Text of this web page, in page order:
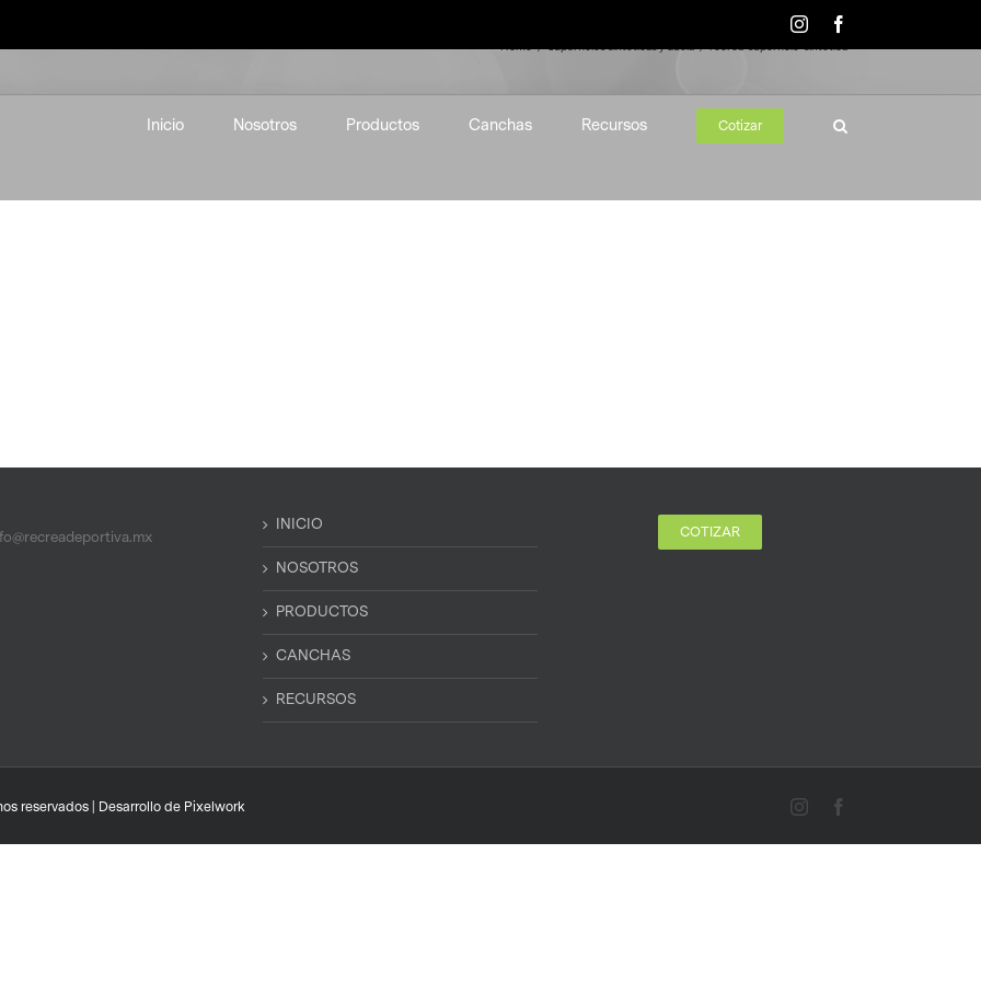
Instagram
Inicio Nosotros Productos Canchas Recursos Cotizar
Home Superficies sintéticas y duela recrea-superficie-sintetica
INICIO
NOSOTROS
PRODUCTOS
CANCHAS
RECURSOS
COTIZAR
reservados | Desarrollo de Pixelwork Instagram